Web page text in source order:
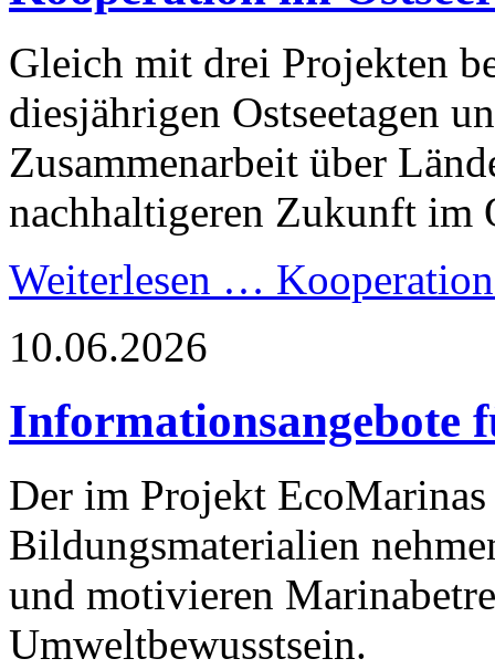
Gleich mit drei Projekten
diesjährigen Ostseetagen
Zusammenarbeit über
nachhaltigeren Zukunft im
Weiterlesen …
10.06.2026
Informationsangebote
Der im Projekt
Bildungsmaterialien
und motivieren
Umweltbewusstsein.